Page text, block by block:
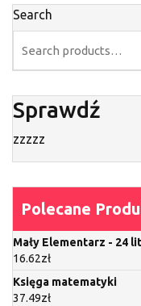
Search
Sprawdź
zzzzz
Polecane
Mały Elementarz - 24
16.62zł
Księga matematyki
37.49zł